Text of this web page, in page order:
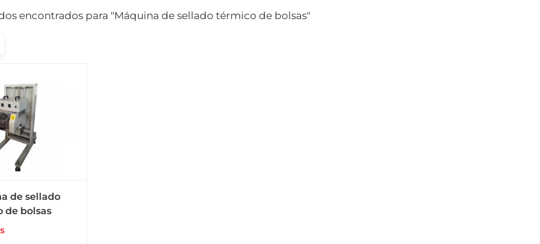
encontrados para "Máquina de sellado térmico de bolsas"
de sellado
de bolsas
para bolsas